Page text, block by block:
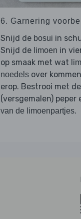
6. Garnering
Snijd de bosui in
Snijd de limoen in
op smaak met wat
noedels over
erop. Bestrooi met de
(versgemalen) peper
van de limoenpartjes.